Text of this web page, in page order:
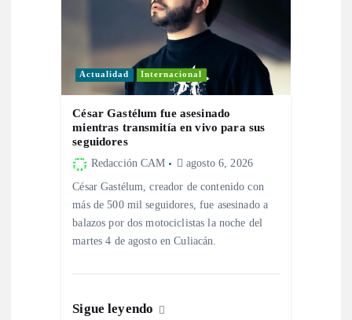
Actualidad Internacional
César Gastélum fue asesinado
mientras transmitía en vivo para sus
seguidores
Redacción CAM agosto 6, 2026
César Gastélum, creador de contenido con
más de 500 mil seguidores, fue asesinado a
balazos por dos motociclistas la noche del
martes 4 de agosto en Culiacán.
Sigue leyendo